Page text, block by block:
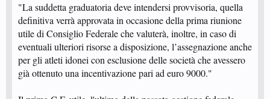
"La suddetta graduatoria deve intendersi provvisoria, quella
definitiva verrà approvata in occasione della prima riunione
utile di Consiglio Federale che valuterà, inoltre, in caso di
eventuali ulteriori risorse a disposizione, l’assegnazione anche
per gli atleti idonei con esclusione delle società che avessero
già ottenuto una incentivazione pari ad euro 9000."